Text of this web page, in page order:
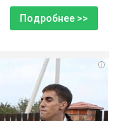
Подробнее >>
i